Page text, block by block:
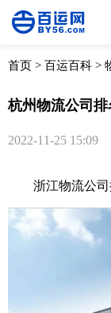
全部
取
首页 > 百运百科 >
杭州物流公司排
2022-11-25 15:09
浙江物流公司